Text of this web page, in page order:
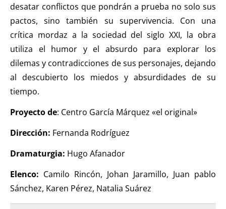
desatar conflictos que pondrán a prueba no solo sus
pactos, sino también su supervivencia. Con una
crítica mordaz a la sociedad del siglo XXI, la obra
utiliza el humor y el absurdo para explorar los
dilemas y contradicciones de sus personajes, dejando
al descubierto los miedos y absurdidades de su
tiempo.
Proyecto de: Centro García Márquez «el original»
Dirección: Fernanda Rodríguez
Dramaturgia: Hugo Afanador
Elenco: Camilo Rincón, Johan Jaramillo, Juan pablo
Sánchez, Karen Pérez, Natalia Suárez